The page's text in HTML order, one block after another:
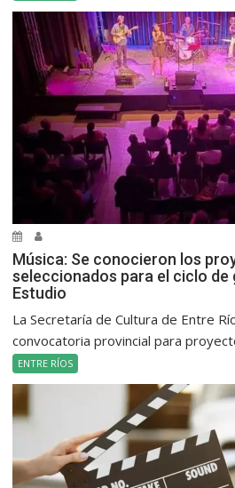
Música: Se conocieron los
seleccionados para el ciclo de
Estudio
La Secretaría de Cultura de Entre
convocatoria provincial para
ENTRE RÍOS